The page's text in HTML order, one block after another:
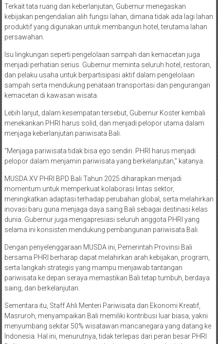
Terkait tata ruang dan keberlanjutan, Gubernur menegaskan
kebijakan pengendalian alih fungsi lahan, dimana tidak ada lagi lahan
produktif yang digunakan untuk membangun hotel, terutama lahan
persawahan.
Isu lingkungan seperti pengelolaan sampah dan kemacetan juga
menjadi perhatian serius. Gubernur meminta seluruh hotel, restoran,
dan pelaku usaha untuk berpartisipasi aktif dalam pengelolaan
sampah serta mendukung penataan transportasi dan pengurangan
kemacetan di kawasan wisata.
Lebih lanjut, dalam kesempatan tersebut, Gubernur Koster kembali
menekankan PHRI harus solid, dan menjadi pelopor utama dalam
menjaga keberlanjutan pariwisata Bali.
“Menjaga pariwisata tidak bisa ego sendiri. PHRI harus menjadi
pelopor dalam menjamin pariwisata yang berkelanjutan,” katanya.
MUSDA XV PHRI BPD Bali Tahun 2025 diharapkan menjadi
momentum untuk memperkuat kolaborasi lintas sektor,
meningkatkan adaptasi terhadap perubahan global, serta melahirkan
inovasi baru guna menjaga daya saing Bali sebagai destinasi kelas
dunia. Gubernur juga mengapresiasi seluruh anggota PHRI yang
selama ini konsisten mendukung pembangunan pariwisata Bali.
Dengan penyelenggaraan MUSDA ini, Pemerintah Provinsi Bali
bersama PHRI berharap dapat melahirkan arah kebijakan, program,
serta langkah strategis yang mampu menjawab tantangan
pariwisata ke depan seraya memastikan Bali tetap tumbuh, berdaya
saing, dan berkelanjutan.
Sementara itu, Staff Ahli Menteri Pariwisata dan Ekonomi Kreatif,
Masruroh, menyampaikan Bali memiliki kontribusi luar biasa, yakni
menyumbang sekitar 50% wisatawan mancanegara yang datang ke
Indonesia. Hal ini, menurutnya, tidak terlepas dari peran besar PHRI